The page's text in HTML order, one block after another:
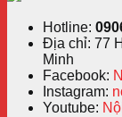
Hotline:
Địa chỉ: 77
Minh
Facebook:
Instagram:
Youtube: